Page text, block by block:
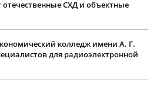
СХД и объектные
колледж имени А. Г.
для радиоэлектронной